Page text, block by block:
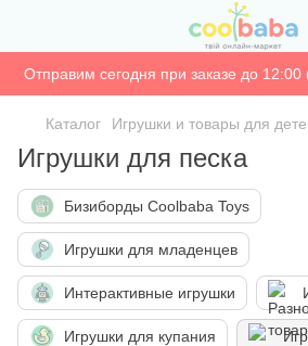
Отправим сегодня при заказе до
Каталог Игрушки и товары для
Игрушки для песка
Бизиборды Coolbaba Toys
Игрушки для младенцев
Интерактивные игрушки
Игрушки для купания